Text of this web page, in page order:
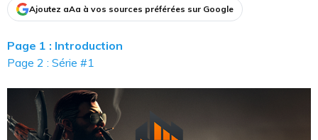
Ajoutez aAa à vos sources préférées sur Google
Page 1 : Introduction
Page 2 : Série #1